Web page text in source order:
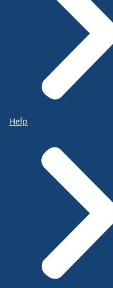
Help